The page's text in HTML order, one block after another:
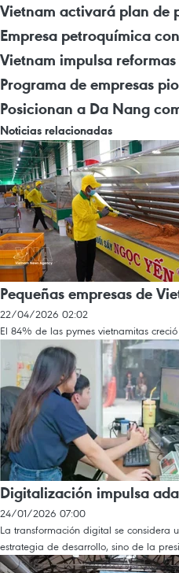
Vietnam activará plan de
Empresa petroquímica
Vietnam impulsa
Programa de empresas
Posicionan a Da Nang
Noticias relacionadas
Pequeñas empresas de
22/04/2026 02:02
El 84% de las pymes vietnamitas
Digitalización impulsa
24/01/2026 07:00
La transformación digital se considera
estrategia de desarrollo, sino de la